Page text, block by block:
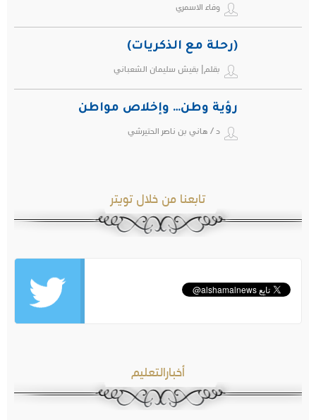
وفاء الاسمري
(رحلة مع الذكريات)
بقلم| بقيش سليمان الشعباني
رؤية وطن… وإخلاص مواطن
د / هاني بن ناصر الحتيرشي
تابعنا من خلال تويتر
أخبارالتعليم